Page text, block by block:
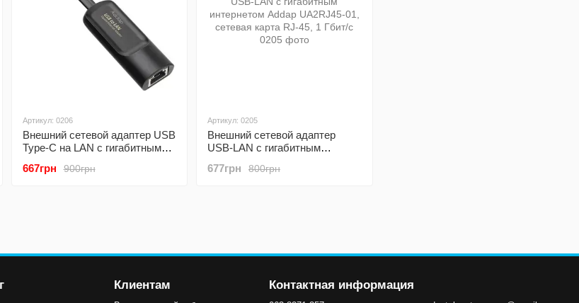
Артикул: 0206
Внешний сетевой адаптер USB
Type-C на LAN с гигабитным
02, сетевая карта RJ-45, 1
900грн
667грн
Артикул: 0205
Внешний сетевой адаптер
USB-LAN с гигабитным
01, сетевая карта RJ-45, 1
800грн
677грн
Клиентам Контактная информация